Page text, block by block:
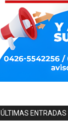
ÚLTIMAS ENTRADAS